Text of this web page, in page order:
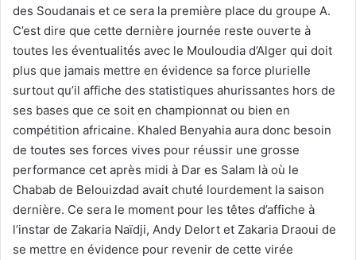
des Soudanais et ce sera la première place du groupe A.
C’est dire que cette dernière journée reste ouverte à
toutes les éventualités avec le Mouloudia d’Alger qui doit
plus que jamais mettre en évidence sa force plurielle
surtout qu’il affiche des statistiques ahurissantes hors de
ses bases que ce soit en championnat ou bien en
compétition africaine. Khaled Benyahia aura donc besoin
de toutes ses forces vives pour réussir une grosse
performance cet après midi à Dar es Salam là où le
Chabab de Belouizdad avait chuté lourdement la saison
dernière. Ce sera le moment pour les têtes d’affiche à
l’instar de Zakaria Naïdji, Andy Delort et Zakaria Draoui de
se mettre en évidence pour revenir de cette virée